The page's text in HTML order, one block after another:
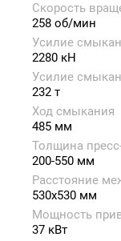
Скорость
258 об/мин
Усилие
2280 кН
Усилие
232 т
Ход смыкания
485 мм
Толщина
200-550 мм
Расстояние
530x530 мм
Мощность
37 кВт